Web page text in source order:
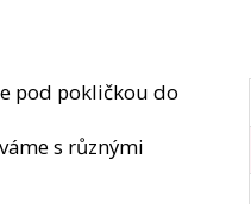
pod pokličkou do
s různými